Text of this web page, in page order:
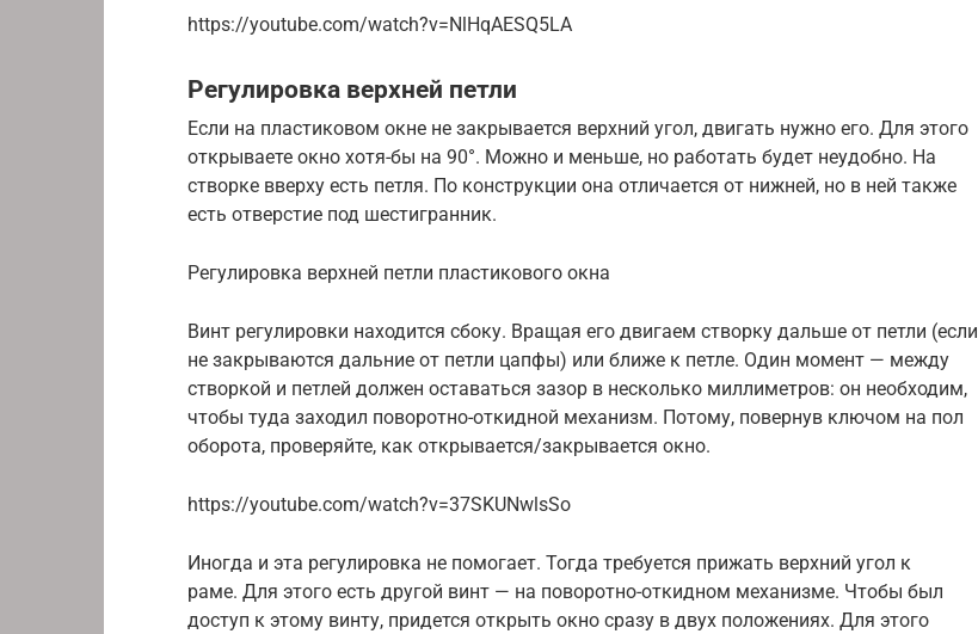
https://youtube.com/watch?v=NlHqAESQ5LA
Регулировка верхней петли
Если на пластиковом окне не закрывается верхний угол, двигать нужно его. Для этого
открываете окно хотя-бы на 90°. Можно и меньше, но работать будет неудобно. На
створке вверху есть петля. По конструкции она отличается от нижней, но в ней также
есть отверстие под шестигранник.
Регулировка верхней петли пластикового окна
Винт регулировки находится сбоку. Вращая его двигаем створку дальше от петли (если
не закрываются дальние от петли цапфы) или ближе к петле. Один момент — между
створкой и петлей должен оставаться зазор в несколько миллиметров: он необходим,
чтобы туда заходил поворотно-откидной механизм. Потому, повернув ключом на пол
оборота, проверяйте, как открывается/закрывается окно.
https://youtube.com/watch?v=37SKUNwlsSo
Иногда и эта регулировка не помогает. Тогда требуется прижать верхний угол к
раме. Для этого есть другой винт — на поворотно-откидном механизме. Чтобы был
доступ к этому винту, придется открыть окно сразу в двух положениях. Для этого